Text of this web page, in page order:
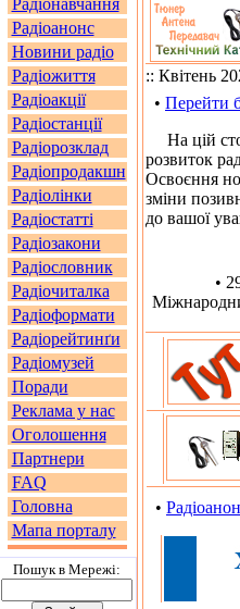
Радіонавчання
Радіоанонс
Новини радіо
Радіожиття
Радіоакції
Радіостанції
Радіорозклад
Радіопродакшн
Радіолінки
Радіостатті
Радіозакони
Радіословник
Радіочиталка
Радіоформати
Радіорейтинґи
Радіомузей
Поради
Реклама у нас
Оголошення
Партнери
FAQ
Головна
Мапа порталу
Пошук в Мережi:
:: Квітень
• Перейти
На цій
розвиток
Освоєння
зміни
до вашої
• 29-
•